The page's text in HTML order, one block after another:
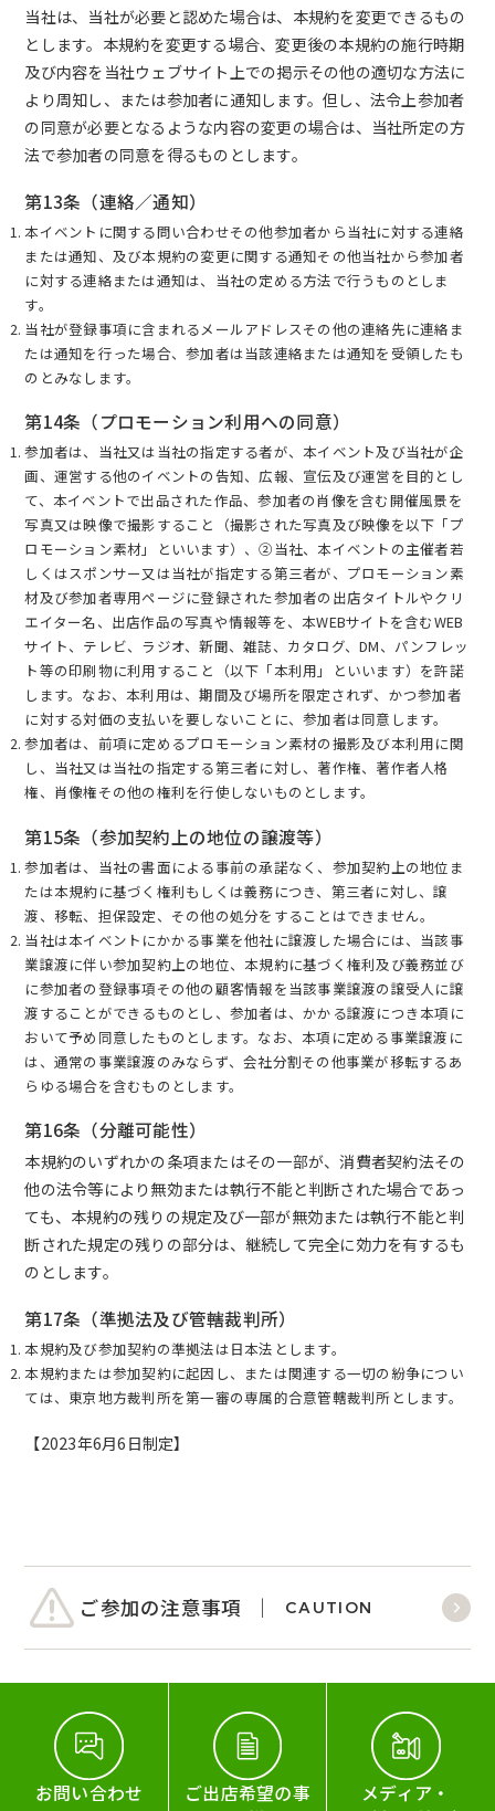
当社は、当社が必要と認めた場合は、本規約を変更できるもの
とします。本規約を変更する場合、変更後の本規約の施行時期
及び内容を当社ウェブサイト上での掲示その他の適切な方法に
より周知し、または参加者に通知します。但し、法令上参加者
の同意が必要となるような内容の変更の場合は、当社所定の方
法で参加者の同意を得るものとします。
第13条（連絡／通知）
本イベントに関する問い合わせその他参加者から当社に対する連絡
または通知、及び本規約の変更に関する通知その他当社から参加者
に対する連絡または通知は、当社の定める方法で行うものとしま
す。
当社が登録事項に含まれるメールアドレスその他の連絡先に連絡ま
たは通知を行った場合、参加者は当該連絡または通知を受領したも
のとみなします。
第14条（プロモーション利用への同意）
参加者は、当社又は当社の指定する者が、本イベント及び当社が企
画、運営する他のイベントの告知、広報、宣伝及び運営を目的とし
て、本イベントで出品された作品、参加者の肖像を含む開催風景を
写真又は映像で撮影すること（撮影された写真及び映像を以下「プ
ロモーション素材」といいます）、②当社、本イベントの主催者若
しくはスポンサー又は当社が指定する第三者が、プロモーション素
材及び参加者専用ページに登録された参加者の出店タイトルやクリ
エイター名、出店作品の写真や情報等を、本WEBサイトを含むWEB
サイト、テレビ、ラジオ、新聞、雑誌、カタログ、DM、パンフレッ
ト等の印刷物に利用すること（以下「本利用」といいます）を許諾
します。なお、本利用は、期間及び場所を限定されず、かつ参加者
に対する対価の支払いを要しないことに、参加者は同意します。
参加者は、前項に定めるプロモーション素材の撮影及び本利用に関
し、当社又は当社の指定する第三者に対し、著作権、著作者人格
権、肖像権その他の権利を行使しないものとします。
第15条（参加契約上の地位の譲渡等）
参加者は、当社の書面による事前の承諾なく、参加契約上の地位ま
たは本規約に基づく権利もしくは義務につき、第三者に対し、譲
渡、移転、担保設定、その他の処分をすることはできません。
当社は本イベントにかかる事業を他社に譲渡した場合には、当該事
業譲渡に伴い参加契約上の地位、本規約に基づく権利及び義務並び
に参加者の登録事項その他の顧客情報を当該事業譲渡の譲受人に譲
渡することができるものとし、参加者は、かかる譲渡につき本項に
おいて予め同意したものとします。なお、本項に定める事業譲渡に
は、通常の事業譲渡のみならず、会社分割その他事業が移転するあ
らゆる場合を含むものとします。
第16条（分離可能性）
本規約のいずれかの条項またはその一部が、消費者契約法その
他の法令等により無効または執行不能と判断された場合であっ
ても、本規約の残りの規定及び一部が無効または執行不能と判
断された規定の残りの部分は、継続して完全に効力を有するも
のとします。
第17条（準拠法及び管轄裁判所）
本規約及び参加契約の準拠法は日本法とします。
本規約または参加契約に起因し、または関連する一切の紛争につい
ては、東京地方裁判所を第一審の専属的合意管轄裁判所とします。
【2023年6月6日制定】
ご参加の注意事項 CAUTION
お問い合わせ
ご出店希望の事
メディア・